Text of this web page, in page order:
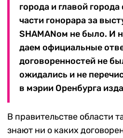
города и главой
части гонорара за
SHAMANом не было. И
даем официальные
договоренностей не
ожидались и не
в мэрии Оренбурга
В правительстве области
знают ни о каких